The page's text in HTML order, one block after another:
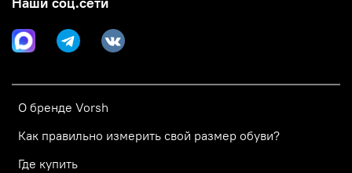
О бренде Vorsh
Как правильно измерить свой размер обуви?
Где купить